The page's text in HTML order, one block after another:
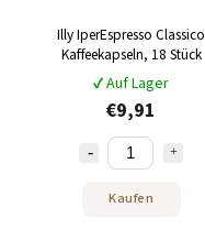
Illy IperEspresso Classico
Kaffeekapseln, 18 Stück
✔ Auf Lager
€9,91
Kaufen